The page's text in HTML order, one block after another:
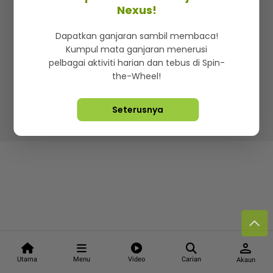
Utama Menu Video Carian
person
Akaun
Iklan di SMG360
Terma & Syarat Dasar Privasi
Lebih hot, viral dan sensasi
Hakcipta Terpelihara ©2026. Star Media Group Berhad
Nexus!
Dapatkan ganjaran sambil membaca!
Kumpul mata ganjaran menerusi
pelbagai aktiviti harian dan tebus di Spin-
the-Wheel!
Seterusnya